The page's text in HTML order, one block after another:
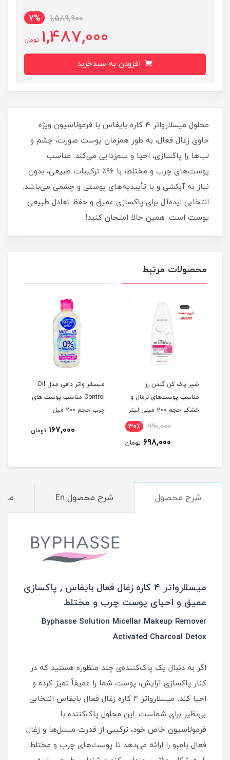
1,589,900
7%
1,487,000 تومان
محلول میسلارواتر ۴ کاره بایفاس با فرمولاسیون ویژه
حاوی زغال فعال، به طور همزمان پوست صورت، چشم و
لب‌ها را پاکسازی، احیا و سم‌زدایی می‌کند. مناسب
پوست‌های چرب و مختلط، با ۹۶٪ ترکیبات طبیعی، بدون
نیاز به آبکشی و با تأییدیه‌های پوستی و چشمی می‌باشد.
انتخابی ایده‌آل برای پاکسازی عمیق و حفظ تعادل طبیعی
پوست است. همین حالا امتحان کنید!
محصولات مرتبط
شیر پاک کن گلدن رز
مناسب پوست‌های نرمال و
خشک حجم 200 میلی لیتر
990,000 30٪
698,000 تومان
میسلار واتر دافی مدل Oil
Control مناسب پوست های
چرب حجم 200 میل
167,000 تومان
شرح محصول شرح محصول En
میسلارواتر ۴ کاره زغال فعال بایفاس , پاکسازی
عمیق و احیای پوست چرب و مختلط
Byphasse Solution Micellar Makeup Remover
Activated Charcoal Detox
اگر به دنبال یک پاک‌کننده‌ی چند منظوره هستید که در
کنار پاکسازی آرایش، پوست شما را عمیقاً تمیز کرده و
احیا کند، میسلارواتر ۴ کاره زغال فعال بایفاس انتخابی
بی‌نظیر برای شماست. این محلول پاک‌کننده با
فرمولاسیون خاص خود، ترکیبی از قدرت میسل‌ها و زغال
فعال بامبو را ارائه می‌دهد تا پوست‌های چرب و مختلط